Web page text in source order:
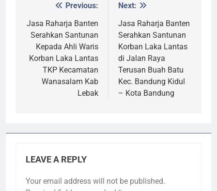
navigation
Previous:
Jasa Raharja Banten
Serahkan Santunan
Kepada Ahli Waris
Korban Laka Lantas
TKP Kecamatan
Wanasalam Kab
Lebak
Next:
Jasa Raharja Banten
Serahkan Santunan
Korban Laka Lantas
di Jalan Raya
Terusan Buah Batu
Kec. Bandung Kidul
– Kota Bandung
LEAVE A REPLY
Your email address will not be published.